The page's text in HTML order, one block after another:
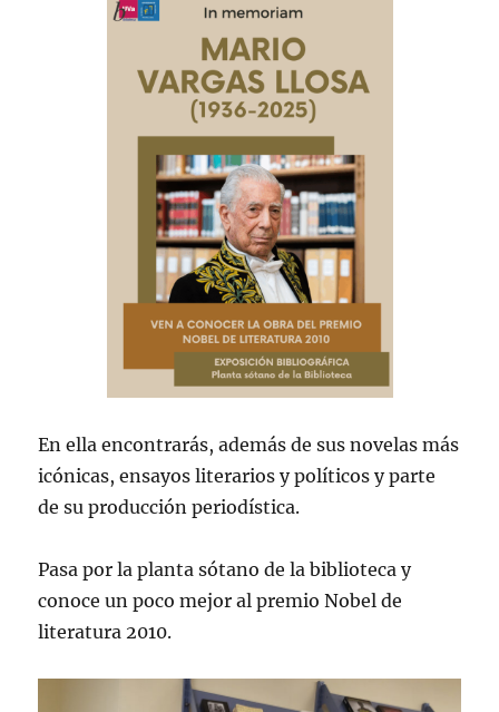
En ella encontrarás, además de sus novelas más
icónicas, ensayos literarios y políticos y parte
de su producción periodística.
Pasa por la planta sótano de la biblioteca y
conoce un poco mejor al premio Nobel de
literatura 2010.